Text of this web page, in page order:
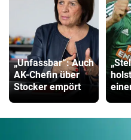
„Unfassbar“: Auch
AK-Chefin über
Stocker empört